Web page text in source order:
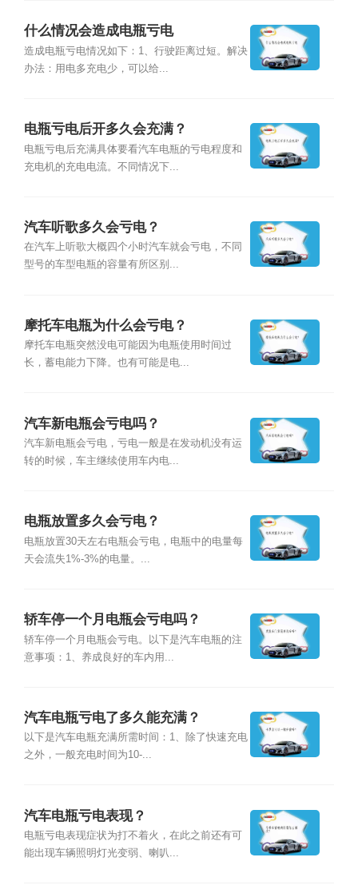
什么情况会造成电瓶亏电
造成电瓶亏电情况如下：1、行驶距离过短。解决
办法：用电多充电少，可以给...
电瓶亏电后开多久会充满？
电瓶亏电后充满具体要看汽车电瓶的亏电程度和
充电机的充电电流。不同情况下...
汽车听歌多久会亏电？
在汽车上听歌大概四个小时汽车就会亏电，不同
型号的车型电瓶的容量有所区别...
摩托车电瓶为什么会亏电？
摩托车电瓶突然没电可能因为电瓶使用时间过
长，蓄电能力下降。也有可能是电...
汽车新电瓶会亏电吗？
汽车新电瓶会亏电，亏电一般是在发动机没有运
转的时候，车主继续使用车内电...
电瓶放置多久会亏电？
电瓶放置30天左右电瓶会亏电，电瓶中的电量每
天会流失1%-3%的电量。...
轿车停一个月电瓶会亏电吗？
轿车停一个月电瓶会亏电。以下是汽车电瓶的注
意事项：1、养成良好的车内用...
汽车电瓶亏电了多久能充满？
以下是汽车电瓶充满所需时间：1、除了快速充电
之外，一般充电时间为10-...
汽车电瓶亏电表现？
电瓶亏电表现症状为打不着火，在此之前还有可
能出现车辆照明灯光变弱、喇叭...